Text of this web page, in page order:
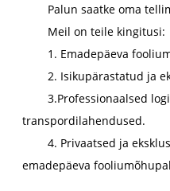
Palun saatke oma
Meil on teile kingitusi:
1. Emadepäeva
2. Isikupärastatud ja
3.Professionaalsed
transpordilahendused.
4. Privaatsed ja
emadepäeva